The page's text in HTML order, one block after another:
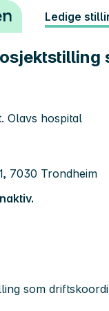
Ledige
Olavs hospital
7030 Trondheim
som